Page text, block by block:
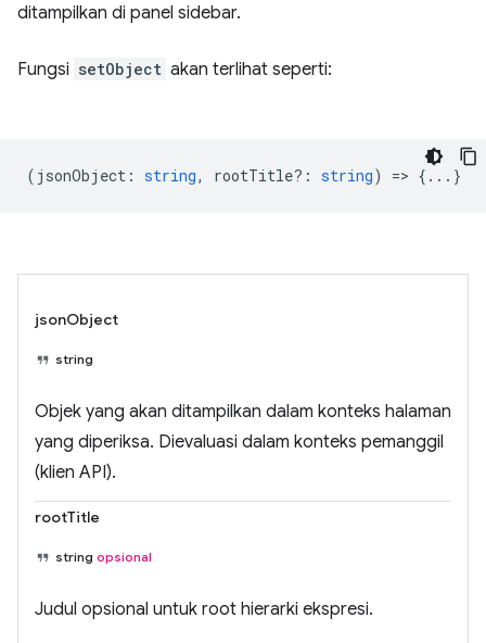
ditampilkan di panel sidebar.
Fungsi setObject akan terlihat seperti:
( jsonObject : string, rootTitle? : string) => {...}
jsonObject
string
Objek yang akan ditampilkan dalam konteks halaman
yang diperiksa. Dievaluasi dalam konteks pemanggil
(klien API).
rootTitle
string opsional
Judul opsional untuk root hierarki ekspresi.